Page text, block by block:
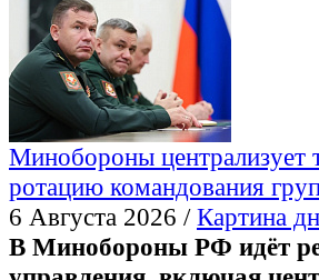
Минобороны
ротацию командования
6 Августа 2026 /Картина
В Минобороны РФ идёт